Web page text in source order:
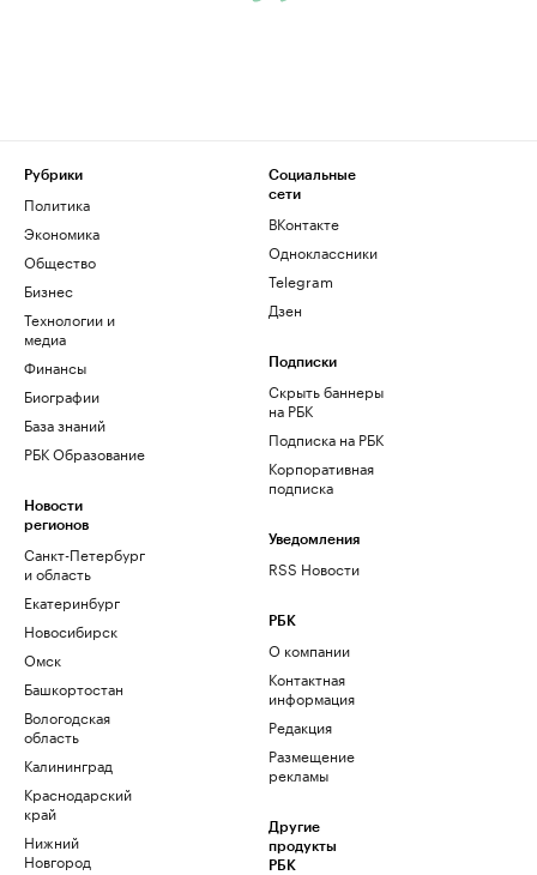
Рубрики
Политика
Экономика
Общество
Бизнес
Технологии и
медиа
Финансы
Биографии
База знаний
РБК Образование
Новости
регионов
Санкт-Петербург
и область
Екатеринбург
Новосибирск
Омск
Башкортостан
Вологодская
область
Калининград
Краснодарский
край
Нижний
Новгород
Социальные
сети
ВКонтакте
Одноклассники
Telegram
Дзен
Подписки
Скрыть баннеры
на РБК
Подписка на РБК
Корпоративная
подписка
Уведомления
RSS Новости
РБК
О компании
Контактная
информация
Редакция
Размещение
рекламы
Другие
продукты
РБК